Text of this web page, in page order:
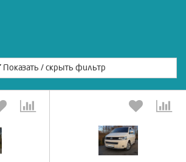
Показать / скрыть фильтр